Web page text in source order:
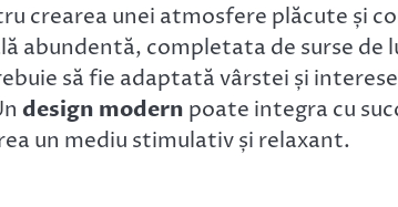
crearea unei atmosfere plăcute și
abundentă, completata de surse de
să fie adaptată vârstei și
design modern poate integra cu
un mediu stimulativ și relaxant.